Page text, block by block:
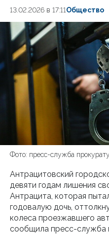
13.02.2026 в 17:11Общество
Фото: пресс-служба
Антрацитовский
девяти годам лишения
Антрацита, которая
годовалую дочь,
колеса проезжавшего
сообщила пресс-служба